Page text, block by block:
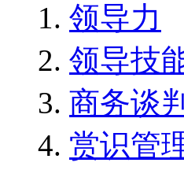
领导力
领导技
商务谈判
赏识管